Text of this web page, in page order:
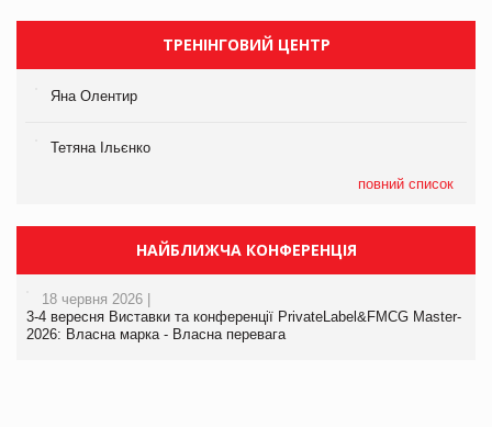
ТРЕНІНГОВИЙ ЦЕНТР
Яна Олентир
Тетяна Ільєнко
повний список
НАЙБЛИЖЧА КОНФЕРЕНЦІЯ
18 червня 2026 |
3-4 вересня Виставки та конференції PrivateLabel&FMCG Master-
2026: Власна марка - Власна перевага